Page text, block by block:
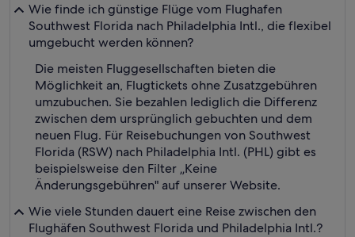
Wie finde ich günstige Flüge vom Flughafen
Southwest Florida nach Philadelphia Intl., die flexibel
umgebucht werden können?
Die meisten Fluggesellschaften bieten die
Möglichkeit an, Flugtickets ohne Zusatzgebühren
umzubuchen. Sie bezahlen lediglich die Differenz
zwischen dem ursprünglich gebuchten und dem
neuen Flug. Für Reisebuchungen von Southwest
Florida (RSW) nach Philadelphia Intl. (PHL) gibt es
beispielsweise den Filter „Keine
Änderungsgebühren" auf unserer Website.
Wie viele Stunden dauert eine Reise zwischen den
Flughäfen Southwest Florida und Philadelphia Intl.?